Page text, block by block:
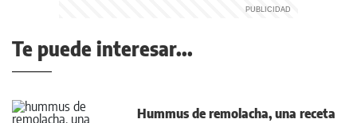
Te puede interesar...
Hummus de remolacha, una receta